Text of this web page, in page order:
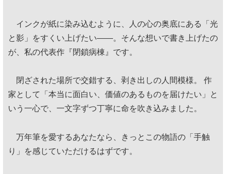
インクが紙に染み込むように、人の心の奥底にある「光
と影」をすくい上げたい——。そんな想いで書き上げたの
が、私の代表作『閉鎖病棟』です。
閉ざされた場所で交錯する、剥き出しの人間模様。 作
家として「本当に面白い、価値のあるものを届けたい」と
いう一心で、一文字ずつ丁寧に命を吹き込みました。
万年筆を愛するあなたなら、きっとこの物語の「手触
り」を感じていただけるはずです。